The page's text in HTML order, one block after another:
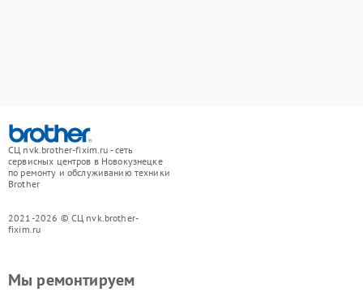
СЦ nvk.brother-fixim.ru - сеть
сервисных центров в Новокузнецке
по ремонту и обслуживанию техники
Brother
2021-2026 © СЦ nvk.brother-
fixim.ru
Мы ремонтируем